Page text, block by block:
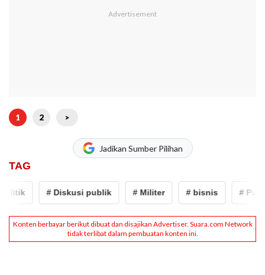
1 2 >
Jadikan Sumber Pilihan
TAG
# Diskusi publik # Militer # bisnis # Politik